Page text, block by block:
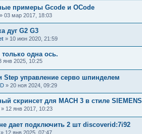
примеры Gcode и OCode
» 03 мар 2017, 18:03
дуг G2 G3
» 10 июн 2020, 21:59
только одна ось.
янв 2025, 10:25
управление серво шпинделем
» 20 ноя 2024, 09:29
скринсет для MACH 3 в стиле SIEMENS
» 12 янв 2017, 10:23
дает подключить 2 шт discoverid:7i92
» 12 янв 2025, 07:47